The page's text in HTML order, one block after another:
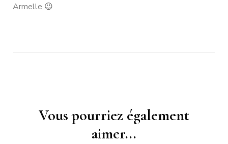
Armelle 😉
Navigation
Vous pourriez également
aimer...